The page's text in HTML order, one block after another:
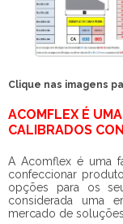
Clique nas imagens
ACOMFLEX É
CALIBRADOS
A Acomflex é uma
confeccionar
opções para os
considerada uma
mercado de